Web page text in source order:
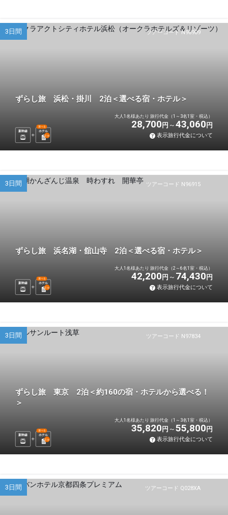
ツアーコード N96909
3日間
ずらし旅 浜松・掛川 2泊＜選べる宿・ホテル＞
新幹線 ホテル
選べる
2泊
大人1名様あたり 旅行代金（1～3名1室・税込）
28,700 円 43,060 円
表示旅行代金について
ツアーコード N96915
3日間
ずらし旅 浜名湖・舘山寺 2泊＜選べる宿・ホテル＞
新幹線 ホテル
選べる
2泊
大人1名様あたり 旅行代金（2～6名1室・税込）
42,200 円 74,430 円
表示旅行代金について
ツアーコード N97834
3日間
ずらし旅 東京 2泊＜約160の宿・ホテルから選べる！
＞
新幹線 ホテル
選べる
2泊
大人1名様あたり 旅行代金（1～3名1室・税込）
35,820 円 55,800 円
表示旅行代金について
ツアーコード Q028XA
3日間